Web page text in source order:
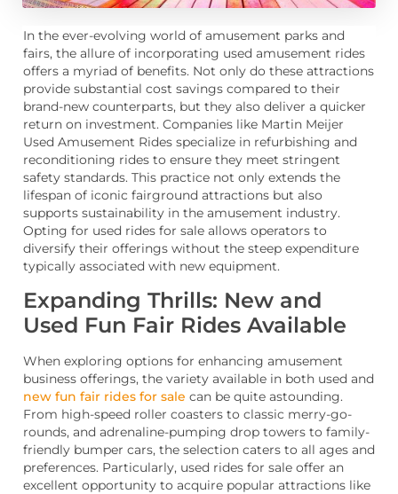
In the ever-evolving world of amusement parks and
fairs, the allure of incorporating used amusement rides
offers a myriad of benefits. Not only do these attractions
provide substantial cost savings compared to their
brand-new counterparts, but they also deliver a quicker
return on investment. Companies like Martin Meijer
Used Amusement Rides specialize in refurbishing and
reconditioning rides to ensure they meet stringent
safety standards. This practice not only extends the
lifespan of iconic fairground attractions but also
supports sustainability in the amusement industry.
Opting for used rides for sale allows operators to
diversify their offerings without the steep expenditure
typically associated with new equipment.
Expanding Thrills: New and
Used Fun Fair Rides Available
When exploring options for enhancing amusement
business offerings, the variety available in both used and
new fun fair rides for sale can be quite astounding.
From high-speed roller coasters to classic merry-go-
rounds, and adrenaline-pumping drop towers to family-
friendly bumper cars, the selection caters to all ages and
preferences. Particularly, used rides for sale offer an
excellent opportunity to acquire popular attractions like